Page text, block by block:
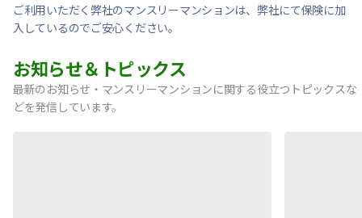
ご利用いただく弊社のマンスリーマンションは、弊社にて保険に加
入しているのでご安心ください。
お知らせ＆トピックス
最新のお知らせ・マンスリーマンションに関する役立つトピックスな
どを発信しています。